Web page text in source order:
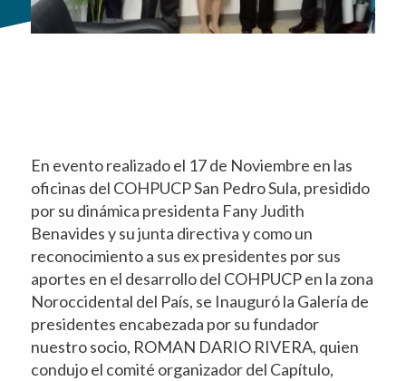
En evento realizado el 17 de Noviembre en las
oficinas del COHPUCP San Pedro Sula, presidido
por su dinámica presidenta Fany Judith
Benavides y su junta directiva y como un
reconocimiento a sus ex presidentes por sus
aportes en el desarrollo del COHPUCP en la zona
Noroccidental del País, se Inauguró la Galería de
presidentes encabezada por su fundador
nuestro socio, ROMAN DARIO RIVERA, quien
condujo el comité organizador del Capítulo,